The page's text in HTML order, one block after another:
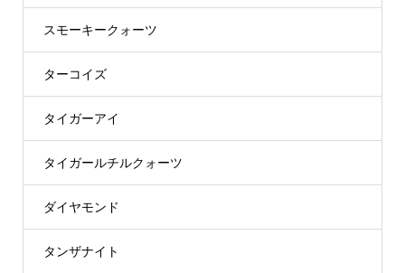
スモーキークォーツ
ターコイズ
タイガーアイ
タイガールチルクォーツ
ダイヤモンド
タンザナイト